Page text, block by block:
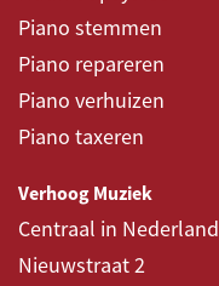
Piano stemmen
Piano repareren
Piano verhuizen
Piano taxeren
Verhoog Muziek
Centraal in Nederland
Nieuwstraat 2